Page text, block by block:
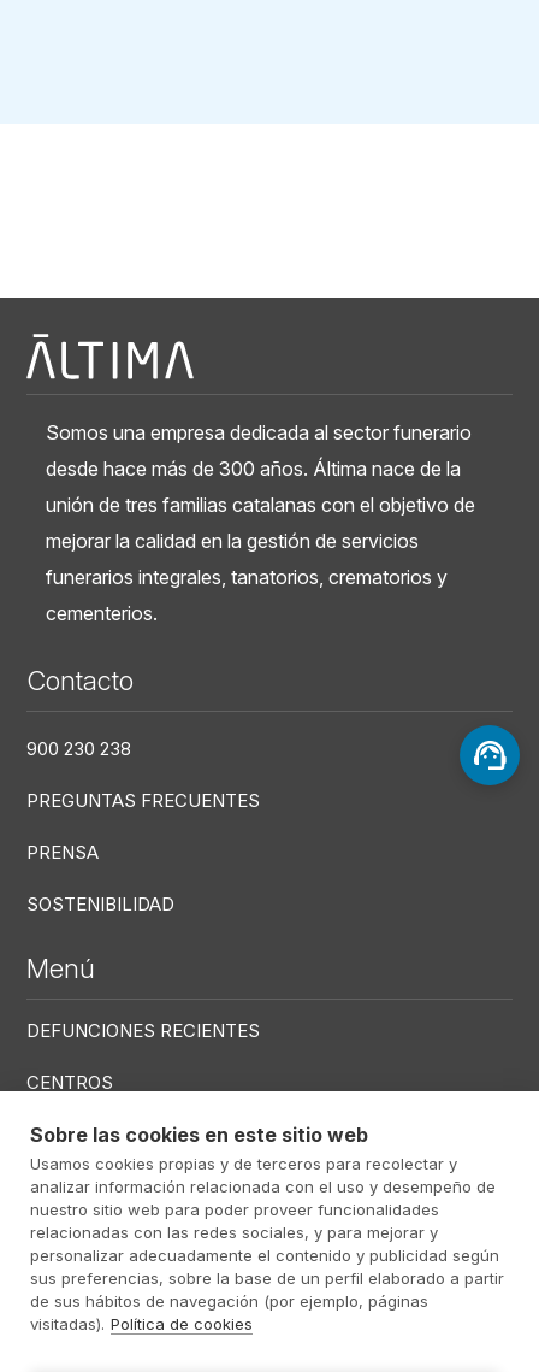
Somos una empresa dedicada al sector funerario
desde hace más de 300 años. Áltima nace de la
unión de tres familias catalanas con el objetivo de
mejorar la calidad en la gestión de servicios
funerarios integrales, tanatorios, crematorios y
cementerios.
Contacto
900 230 238
PREGUNTAS FRECUENTES
PRENSA
SOSTENIBILIDAD
Menú
DEFUNCIONES RECIENTES
CENTROS
SERVICIOS
Menú RRSS
Footer Altima@ Álti­ma 2026
Aviso Legal
Sobre las cookies en este sitio web
Usamos cookies propias y de terceros para recolectar y
analizar información relacionada con el uso y desempeño de
nuestro sitio web para poder proveer funcionalidades
relacionadas con las redes sociales, y para mejorar y
personalizar adecuadamente el contenido y publicidad según
sus preferencias, sobre la base de un perfil elaborado a partir
de sus hábitos de navegación (por ejemplo, páginas
visitadas). Política de cookies